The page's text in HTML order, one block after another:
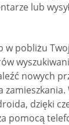
lub
w pobliżu
nowych
dzięki
pomocą